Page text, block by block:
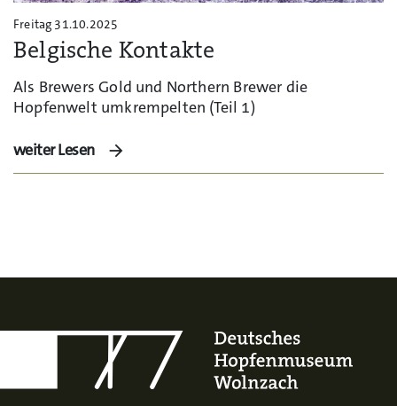
Freitag 31.10.2025
Belgische Kontakte
Als Brewers Gold und Northern Brewer die
Hopfenwelt umkrempelten (Teil 1)
weiter Lesen